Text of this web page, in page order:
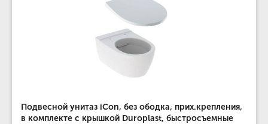
Подвесной унитаз iCon, без ободка, прих.крепления,
в комплекте с крышкой Duroplast, быстросъемные